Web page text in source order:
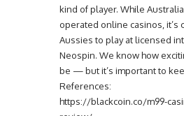
kind of player. While
operated online casinos,
Aussies to play at licensed
Neospin. We know how
be — but it’s important to
References:
https://blackcoin.co/m99-